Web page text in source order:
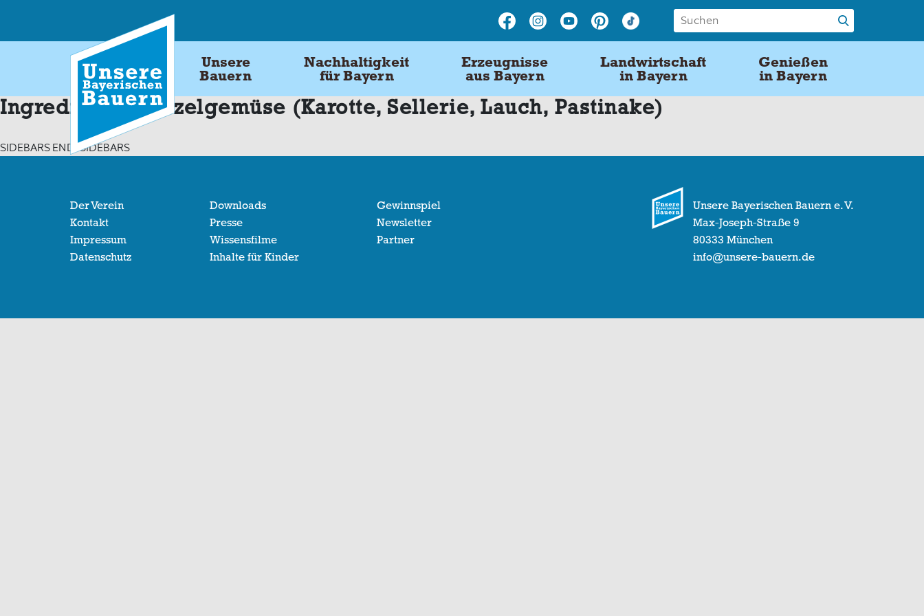
content
Unsere
Bauern
Nachhaltigkeit
für Bayern
Erzeugnisse
aus Bayern
Landwirtschaft
in Bayern
Genießen
in Bayern
Ingredients:Wurzelgemüse (Karotte, Sellerie, Lauch, Pastinake)
SIDEBARS END: SIDEBARS
Der Verein
Kontakt
Impressum
Datenschutz
Downloads
Presse
Wissensfilme
Inhalte für Kinder
Gewinnspiel
Newsletter
Partner
Unsere Bayerischen Bauern e. V.
Max-Joseph-Straße 9
80333 München
info@unsere-bauern.de